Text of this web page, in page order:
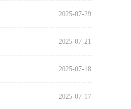
2025-07-29
2025-07-21
2025-07-18
2025-07-17